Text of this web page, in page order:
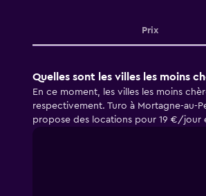
Prix
Quelles sont les villes les moins
En ce moment, les villes les moins
respectivement. Turo à Mortagne-au-
propose des locations pour 19 €/jour